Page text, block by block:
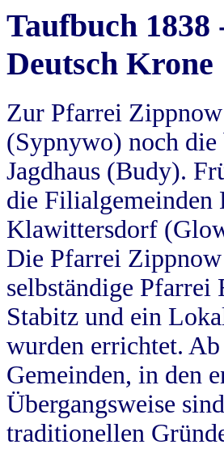
Taufbuch
Deutsch Krone
Zur Pfarrei
(Sypnywo) noch
Jagdhaus (Budy).
die Filialgemeinden
Klawittersdorf
Die Pfarrei
selbständige
Stabitz und ein
wurden errichtet.
Gemeinden, in den
Übergangsweise
traditionellen